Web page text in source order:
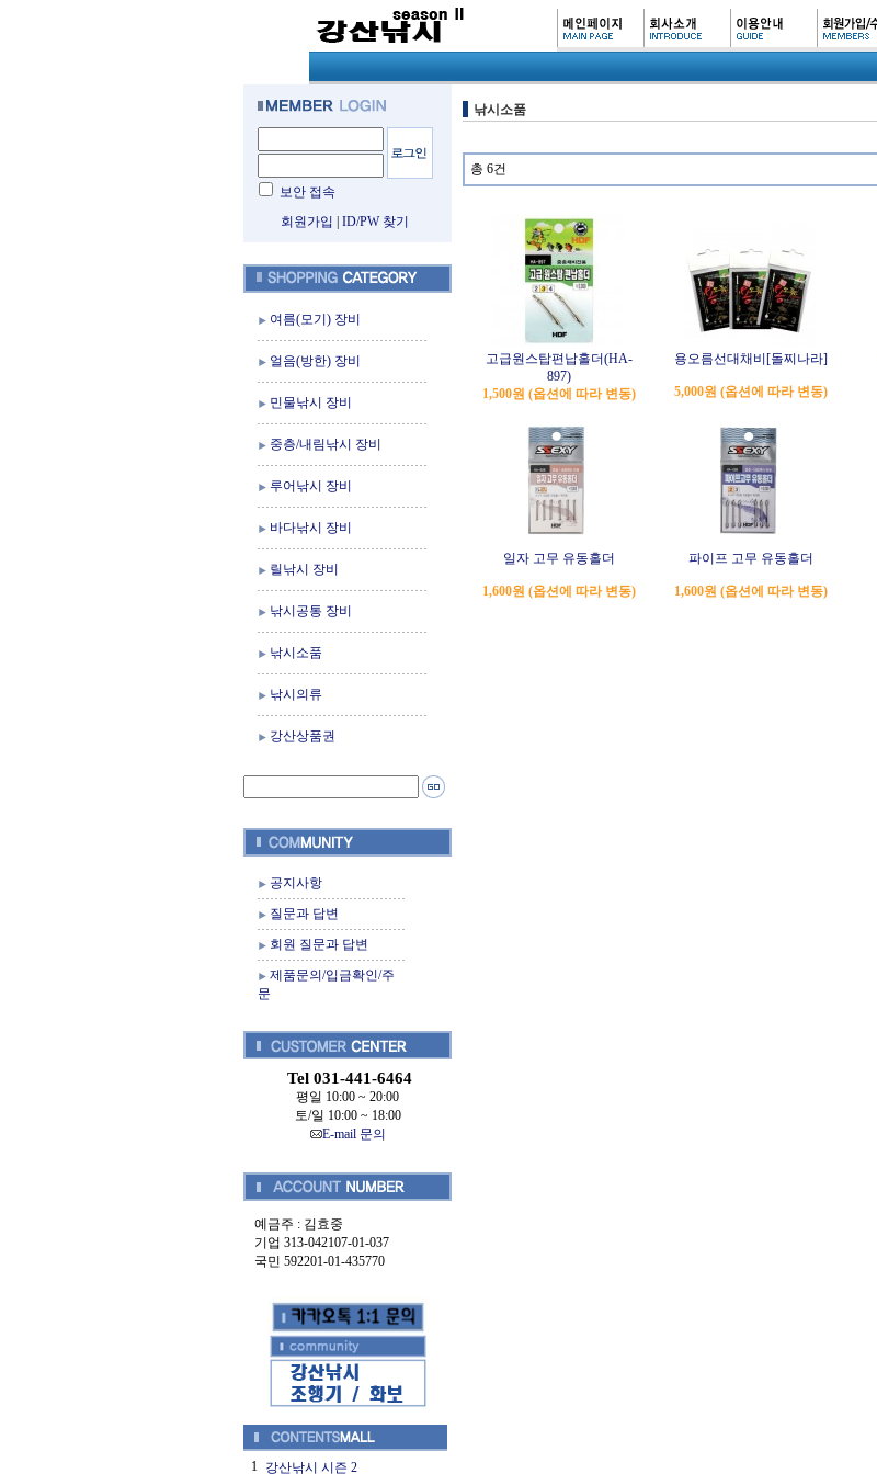
보안 접속
회원가입
ID/PW 찾기
여름(모기) 장비
얼음(방한) 장비
민물낚시 장비
중층/내림낚시 장비
루어낚시 장비
바다낚시 장비
릴낚시 장비
낚시공통 장비
낚시소품
낚시의류
강산상품권
공지사항
질문과 답변
회원 질문과 답변
제품문의/입금확인/주
문
Tel 031-441-6464
평일 10:00 ~ 20:00
토/일 10:00 ~ 18:00
E-mail 문의
예금주 : 김효중
기업 313-042107-01-037
국민 592201-01-435770
1 강산낚시 시즌 2
낚시소품
총 6건
고급원스탑편납홀더(HA-
897)
1,500원 (옵션에 따라 변동)
용오름선대채비[돌찌나라]
5,000원 (옵션에 따라 변동)
일자 고무 유동홀더
1,600원 (옵션에 따라 변동)
파이프 고무 유동홀더
1,600원 (옵션에 따라 변동)